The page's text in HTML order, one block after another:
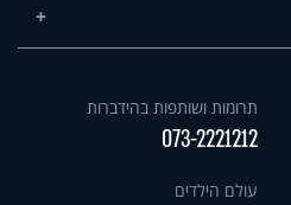
תרומות ושותפות בהידברות
073-2221212
עולם הילדים